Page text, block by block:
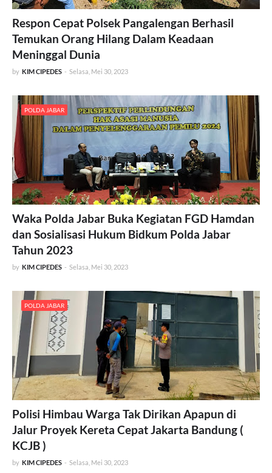
Respon Cepat Polsek Pangalengan Berhasil
Temukan Orang Hilang Dalam Keadaan
Meninggal Dunia
by KIM CIPEDES - Selasa, Mei 30, 2023
POLDA JABAR
Waka Polda Jabar Buka Kegiatan FGD Hamdan
dan Sosialisasi Hukum Bidkum Polda Jabar
Tahun 2023
by KIM CIPEDES - Selasa, Mei 30, 2023
POLDA JABAR
Polisi Himbau Warga Tak Dirikan Apapun di
Jalur Proyek Kereta Cepat Jakarta Bandung (
KCJB )
by KIM CIPEDES - Selasa, Mei 30, 2023